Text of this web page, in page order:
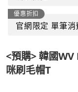
優惠折扣
官網限定 單筆
<預購> 韓國
咪刷毛帽T